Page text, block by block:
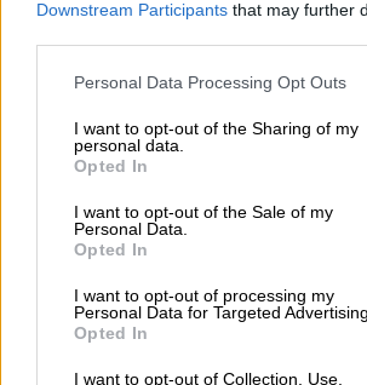
Downstream Participants that may further
Please note that this website/app uses one
not limited to your visit or usage behaviour.
grant or deny consent to Google and its
use your data for below specified purposes
consent section.
Personal Data Processing Opt Outs
I want to opt-out of the Sharing of my
personal data.
Opted In
I want to opt-out of the Sale of my
Personal Data.
Opted In
I want to opt-out of processing my
Personal Data for Targeted Advertising.
Opted In
I want to opt-out of Collection, Use,
Μεταφοράς η κατάσταση, στην
Αττική για παράδειγμα, είναι
άσχημη», πρόσθεσε.
«Παρά το ότι είμαστε ένα
πανδημία,η κυβέρνηση
εργαζόμενο των 700 ευρώ να
ευρώ για να κάνει το τεστ, την
βέβαια που εφόσον βγει
σε καραντίνα, θα πρέπει μετά
δουλεύει απλήρωτες